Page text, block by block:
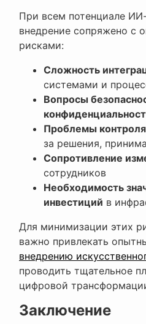
При всем потенциале
внедрение сопряжено с
рисками:
Сложность
системами и
Вопросы
Проблемы
за решения,
Сопротивление
сотрудников
Необходимость
инвестиций в
Для минимизации этих
важно привлекать
внедрению
проводить тщательное
цифровой
Заключение